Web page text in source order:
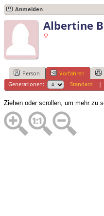
Anmelden
Albertine
Person Vorfahren
Generationen:
Standard |
Ziehen oder scrollen, um mehr zu